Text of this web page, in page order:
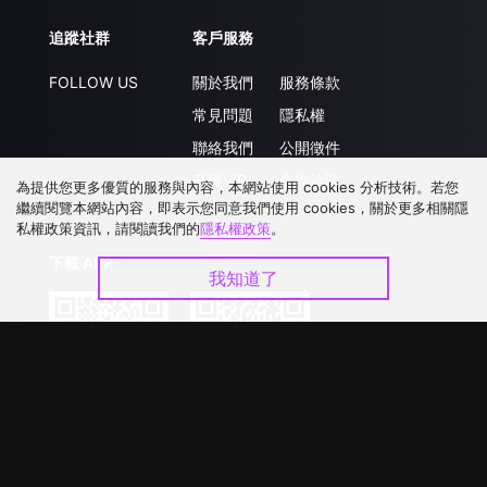
追蹤社群
FOLLOW US
客戶服務
關於我們
常見問題
聯絡我們
升級VIP
服務條款
隱私權
公開徵件
合作洽談
下載 APP
為提供您更多優質的服務與內容，本網站使用 cookies 分析技術。若您
繼續閱覽本網站內容，即表示您同意我們使用 cookies，關於更多相關隱
私權政策資訊，請閱讀我們的隱私權政策。
我知道了